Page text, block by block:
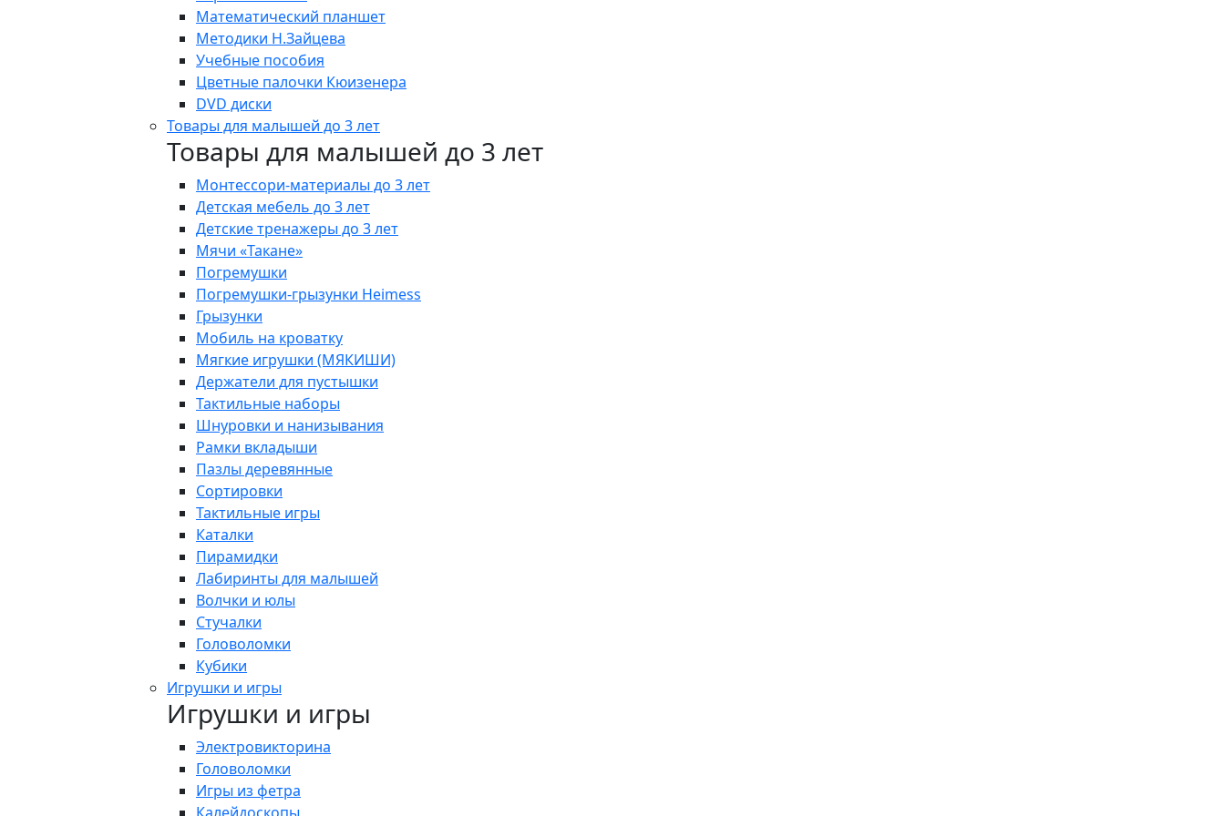
Математический планшет
Методики Н.Зайцева
Учебные пособия
Цветные палочки Кюизенера
DVD диски
Товары для малышей до 3 лет
Товары для малышей до 3 лет
Монтессори-материалы до 3 лет
Детская мебель до 3 лет
Детские тренажеры до 3 лет
Мячи «Такане»
Погремушки
Погремушки-грызунки Heimess
Грызунки
Мобиль на кроватку
Мягкие игрушки (МЯКИШИ)
Держатели для пустышки
Тактильные наборы
Шнуровки и нанизывания
Рамки вкладыши
Пазлы деревянные
Сортировки
Тактильные игры
Каталки
Пирамидки
Лабиринты для малышей
Волчки и юлы
Стучалки
Головоломки
Кубики
Игрушки и игры
Игрушки и игры
Электровикторина
Головоломки
Игры из фетра